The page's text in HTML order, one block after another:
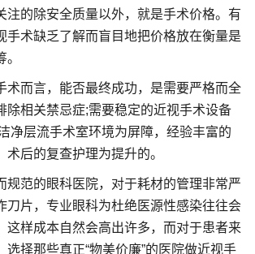
注的除安全质量以外，就是手术价格。有
手术缺乏了解而盲目地把价格放在衡量是
术而言，能否最终成功，是需要严格而全
除相关禁忌症;需要稳定的近视手术设备
净层流手术室环境为屏障，经验丰富的
术后的复查护理为提升的。
规范的眼科医院，对于耗材的管理非常严
刀片，专业眼科为杜绝医源性感染往往会
这样成本自然会高出许多，而对于患者来
选择那些真正“物美价廉”的医院做近视手